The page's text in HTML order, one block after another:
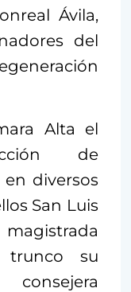
Ávila,
del
Alta el
de
diversos
San Luis
trunco su